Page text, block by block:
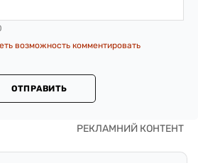
возможность комментировать
ОТПРАВИТЬ